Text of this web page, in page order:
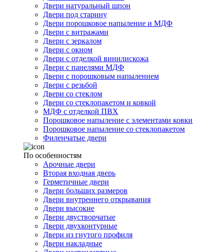
Двери натуральный шпон
Двери под старину
Двери порошковое напыление и МДФ
Двери с витражами
Двери с зеркалом
Двери с окном
Двери с отделкой винилискожа
Двери с панелями МДФ
Двери с порошковым напылением
Двери с резьбой
Двери со стеклом
Двери со стеклопакетом и ковкой
МДФ с отделкой ПВХ
Порошковое напыление с элементами ковки
Порошковое напыление со стеклопакетом
Филенчатые двери
По особенностям
Арочные двери
Вторая входная дверь
Герметичные двери
Двери больших размеров
Двери внутреннего открывания
Двери высокие
Двери двустворчатые
Двери двухконтурные
Двери из гнутого профиля
Двери накладные